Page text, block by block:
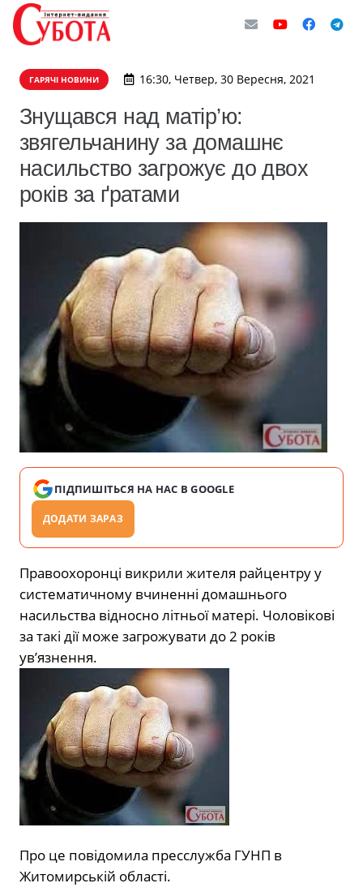
ГАРЯЧІ НОВИНИ 16:30, Четвер, 30 Вересня, 2021
Знущався над матір’ю:
звягельчанину за домашнє
насильство загрожує до двох
років за ґратами
ПІДПИШІТЬСЯ НА НАС В GOOGLE
ДОДАТИ ЗАРАЗ
Правоохоронці викрили жителя райцентру у
систематичному вчиненні домашнього
насильства відносно літньої матері. Чоловікові
за такі дії може загрожувати до 2 років
ув’язнення.
Про це повідомила пресслужба ГУНП в
Житомирській області.